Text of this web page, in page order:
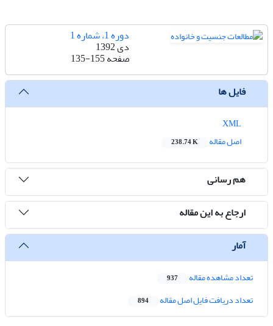
دوره 1، شماره 1
دی 1392
صفحه135-155
فایل ها
اصل مقاله
238.74 K
هم رسانی
ارجاع به این مقاله
آمار
تعداد مشاهده مقاله 937
تعداد دریافت فایل اصل مقاله 894